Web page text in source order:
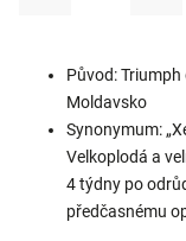
Původ: Triumph
Moldavsko
Synonymum:
Velkoplodá a
4 týdny po
předčasnému